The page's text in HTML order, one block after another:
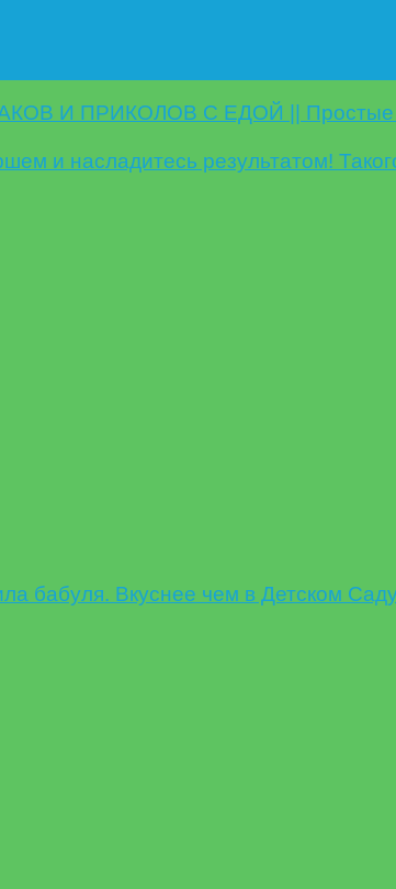
И ПРИКОЛОВ С ЕДОЙ || Простые
и насладитесь результатом!
бабуля. Вкуснее чем в Детском